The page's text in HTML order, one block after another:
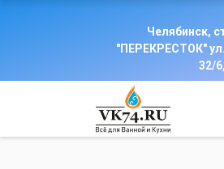
Челябинск,
"ПЕРЕКРЕСТОК"
32/